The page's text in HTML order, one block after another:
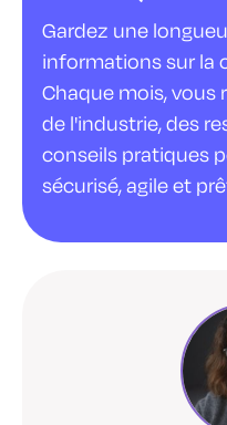
Gardez une
informations sur la
Chaque mois, vous
de l'industrie, des
conseils pratiques
sécurisé, agile et